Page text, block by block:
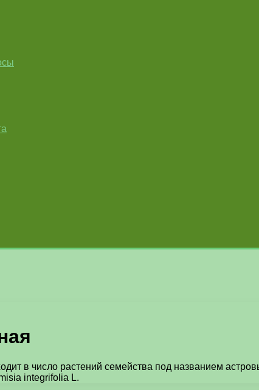
в число растений семейства под названием
integrifolia L.